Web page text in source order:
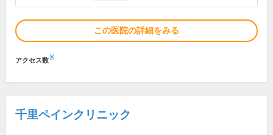
この医院の詳細をみる
アクセス数※
千里ペインクリニック